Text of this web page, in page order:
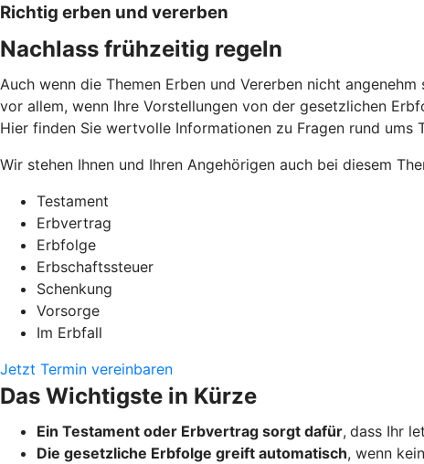
Richtig erben und vererben
Nachlass frühzeitig regeln
Auch wenn die Themen Erben und Vererben nicht
vor allem, wenn Ihre Vorstellungen von der gesetzlichen
Hier finden Sie wertvolle Informationen zu Fragen rund
Wir stehen Ihnen und Ihren Angehörigen auch bei diesem
Testament
Erbvertrag
Erbfolge
Erbschaftssteuer
Schenkung
Vorsorge
Im Erbfall
Jetzt Termin vereinbaren
Das Wichtigste in Kürze
Ein Testament oder Erbvertrag sorgt dafür, dass Ihr
Die gesetzliche Erbfolge greift automatisch, wenn